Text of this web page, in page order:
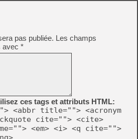
pas publiée. Les champs
avec *
ces tags et attributs HTML:
<abbr title=""> <acronym
cite=""> <cite>
<em> <i> <q cite="">